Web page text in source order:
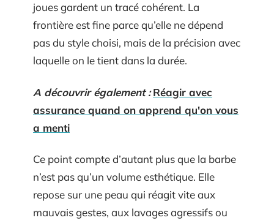
joues gardent un tracé cohérent. La
frontière est fine parce qu’elle ne dépend
pas du style choisi, mais de la précision avec
laquelle on le tient dans la durée.
A découvrir également : Réagir avec
assurance quand on apprend qu'on vous
a menti
Ce point compte d’autant plus que la barbe
n’est pas qu’un volume esthétique. Elle
repose sur une peau qui réagit vite aux
mauvais gestes, aux lavages agressifs ou